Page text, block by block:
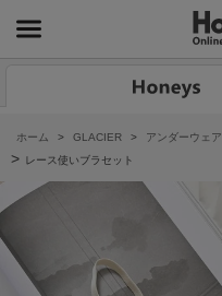
ホーム > GLACIER > アンダーウェア
> レース使いブラセット